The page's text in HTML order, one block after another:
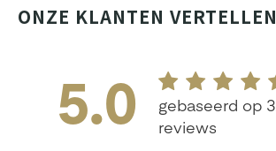
ONZE KLANTEN VERTELLEN